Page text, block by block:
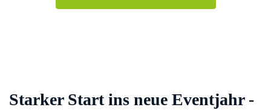
Starker Start ins neue Eventjahr -